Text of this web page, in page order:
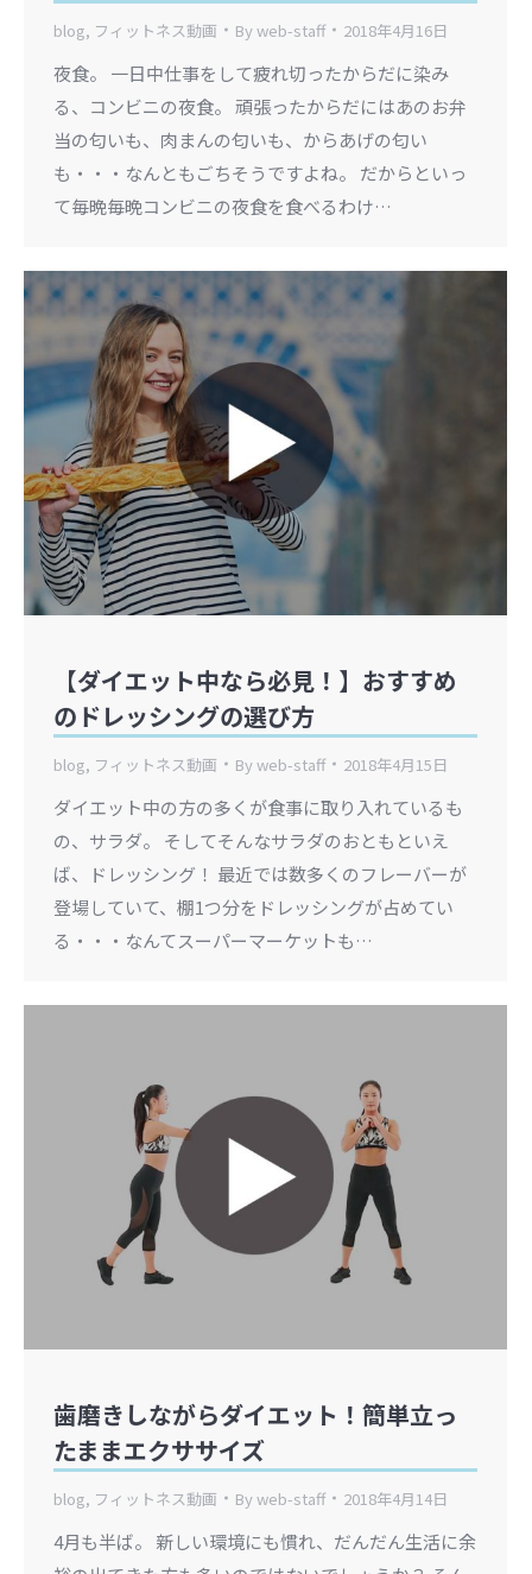
blog, フィットネス動画 Byweb-staff 2018年4月16日
夜食。 一日中仕事をして疲れ切ったからだに染み
る、コンビニの夜食。 頑張ったからだにはあのお弁
当の匂いも、肉まんの匂いも、からあげの匂い
も・・・なんともごちそうですよね。 だからといっ
て毎晩毎晩コンビニの夜食を食べるわけ…
【ダイエット中なら必見！】おすすめ
のドレッシングの選び方
blog, フィットネス動画 Byweb-staff 2018年4月15日
ダイエット中の方の多くが食事に取り入れているも
の、サラダ。 そしてそんなサラダのおともといえ
ば、ドレッシング！ 最近では数多くのフレーバーが
登場していて、棚1つ分をドレッシングが占めてい
る・・・なんてスーパーマーケットも…
歯磨きしながらダイエット！簡単立っ
たままエクササイズ
blog, フィットネス動画 Byweb-staff 2018年4月14日
4月も半ば。 新しい環境にも慣れ、だんだん生活に余